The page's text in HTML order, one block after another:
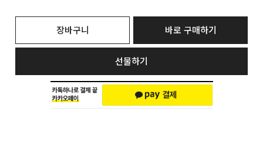
장바구니 바로 구매하기
선물하기